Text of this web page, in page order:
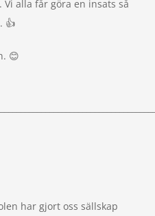
alla får göra en insats så
👍
😊
har gjort oss sällskap